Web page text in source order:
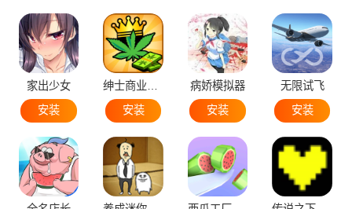
家出少女
安装
安装
病娇模拟器
安装
无限试飞
安装